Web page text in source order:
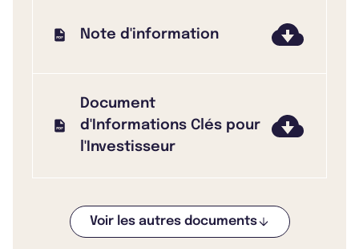
Note d'information
Document
d'Informations Clés pour
l'Investisseur
Voir les autres documents